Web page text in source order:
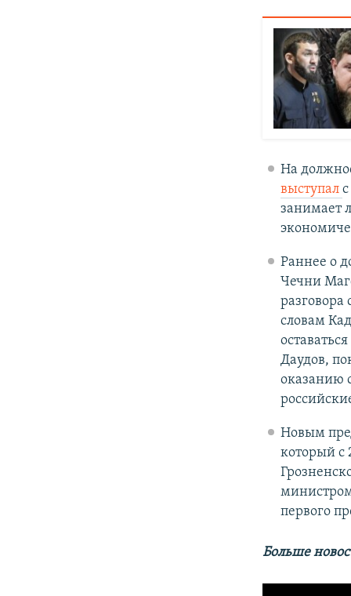
На
выступал
занимает
Раннее о
Чечни
словам
Даудов,
оказанию
Новым
который с
первого
Больше